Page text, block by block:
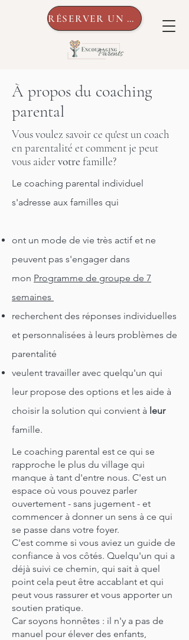
RÉSERVER UN APPEL
À propos du coaching
parental
Vous voulez savoir ce qu'est un coach
en parentalité et comment je peut
vous aidervotre famille?
Le coaching parental individuel
s'adresse aux familles qui
ont un mode de vie très actif et ne
peuvent pas s'engager dans
mon Programme de groupe de 7
semaines
recherchent des réponses individuelles
et personnalisées à leurs problèmes de
parentalité
veulent travailler avec quelqu'un qui
leur propose des options et les aide à
choisir la solution qui convient à leur
famille.
Le coaching parental est ce qui se
rapproche le plus du village qui
manque à tant d'entre nous. C'est un
espace où vous pouvez parler
ouvertement - sans jugement - et
commencer à donner un sens à ce qui
se passe dans votre foyer.
C'est comme si vous aviez un guide de
confiance à vos côtés. Quelqu'un qui a
déjà suivi ce chemin, qui sait à quel
point cela peut être accablant et qui
peut vous rassurer et vous apporter un
soutien pratique.
Car soyons honnêtes : il n'y a pas de
manuel pour élever des enfants,